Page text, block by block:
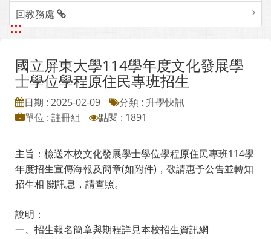
回教務處
:::
國立屏東大學114學年度文化發展學
士學位學程原住民專班招生
日期 : 2025-02-09
分類 : 升學快訊
單位 : 註冊組
點閱 : 1891
主旨：檢送本校文化發展學士學位學程原住民專班114學
年度招生宣傳海報及簡章(如附件)，敬請惠予公告並轉知
招生相 關訊息，請查照。
說明：
一、招生報名簡章與期程詳見本校招生資訊網